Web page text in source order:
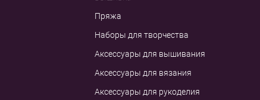
Пряжа
Наборы для творчества
Аксессуары для вышивания
Аксессуары для вязания
Аксессуары для рукоделия